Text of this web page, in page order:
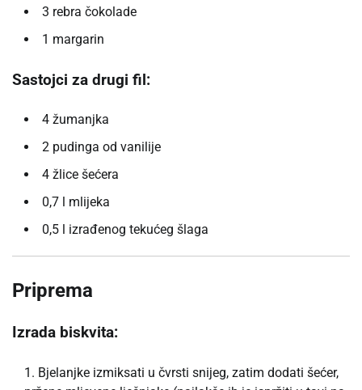
3 rebra čokolade
1 margarin
Sastojci za drugi fil:
4 žumanjka
2 pudinga od vanilije
4 žlice šećera
0,7 l mlijeka
0,5 l izrađenog tekućeg šlaga
Priprema
Izrada biskvita:
Bjelanjke izmiksati u čvrsti snijeg, zatim dodati šećer,